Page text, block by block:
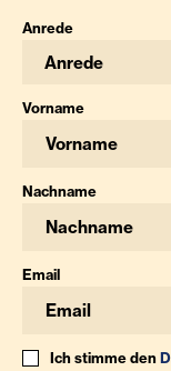
Anrede
Anrede
Vorname
Nachname
Email
Ich stimme den